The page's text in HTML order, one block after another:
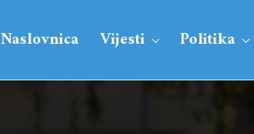
Naslovnica Vijesti Politika